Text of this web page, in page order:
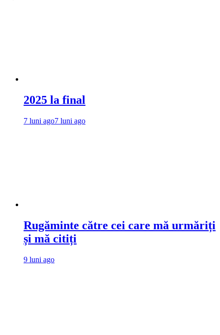
2025 la final
7 luni ago7 luni ago
Rugăminte către cei care mă urmăriți
și mă citiți
9 luni ago